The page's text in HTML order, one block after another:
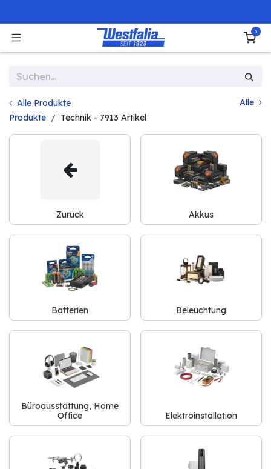
0
Alle Produkte
Alle
Produkte
Technik - 7913 Artikel
Zurück Akkus
Batterien Beleuchtung
Büroausstattung, Home
Office
Elektroinstallation